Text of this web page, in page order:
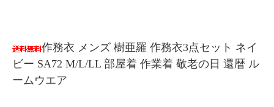
作務衣 メンズ 樹亜羅 作務衣3点セット ネイ
ビー SA72 M/L/LL 部屋着 作業着 敬老の日 還暦 ル
ームウエア